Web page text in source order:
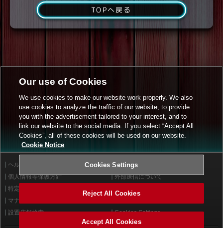
TOPへ戻る
ヘルプ
利用規約
個人情報等保護方針
外部送信について
特定商取引法に基づく表示
マナー＆ルール
設置店舗検索
Cookies Settings
Our use of Cookies
We use cookies to make our website work properly. We also
use cookies to analyze the traffic of our website, to provide
you with the advertisement tailored to your interest, and to
link our website to the social media. If you select “Accept All
Cookies”, all of these cookies will be used on our website.
Cookie Notice
Cookies Settings
Reject All Cookies
Accept All Cookies